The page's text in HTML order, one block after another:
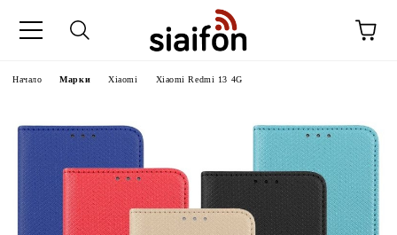
Начало Марки Xiaomi Xiaomi Redmi 13 4G